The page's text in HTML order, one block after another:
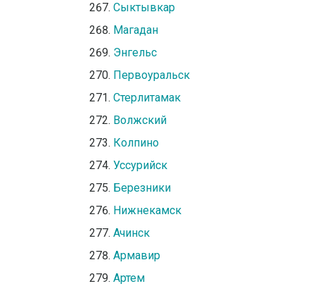
Сыктывкар
Магадан
Энгельс
Первоуральск
Стерлитамак
Волжский
Колпино
Уссурийск
Березники
Нижнекамск
Ачинск
Армавир
Артем